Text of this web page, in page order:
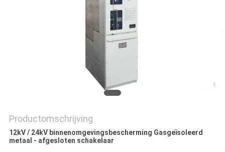
Productomschrijving
12kV / 24kV binnenomgevingsbescherming Gasgeïsoleerd
metaal - afgesloten schakelaar